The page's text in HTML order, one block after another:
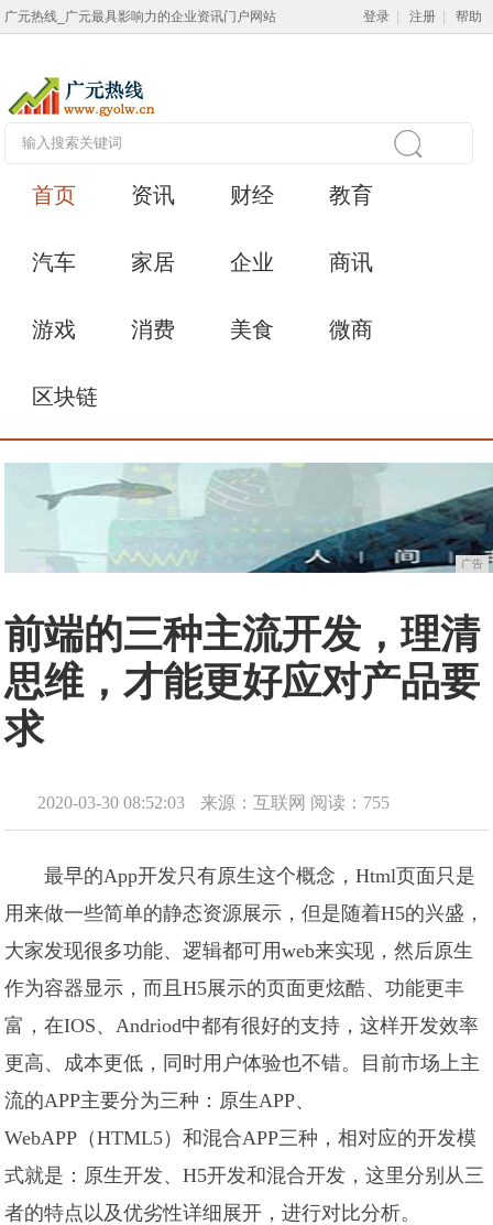
广元热线_广元最具影响力的企业资讯门户网站 登录 注册 帮助
首页 资讯 财经 教育
汽车 家居 企业 商讯
游戏 消费 美食 微商
区块链
广告
前端的三种主流开发，理清
思维，才能更好应对产品要
求
2020-03-30 08:52:03 来源：互联网 阅读：755
最早的App开发只有原生这个概念，Html页面只是
用来做一些简单的静态资源展示，但是随着H5的兴盛，
大家发现很多功能、逻辑都可用web来实现，然后原生
作为容器显示，而且H5展示的页面更炫酷、功能更丰
富，在IOS、Andriod中都有很好的支持，这样开发效率
更高、成本更低，同时用户体验也不错。目前市场上主
流的APP主要分为三种：原生APP、
WebAPP（HTML5）和混合APP三种，相对应的开发模
式就是：原生开发、H5开发和混合开发，这里分别从三
者的特点以及优劣性详细展开，进行对比分析。